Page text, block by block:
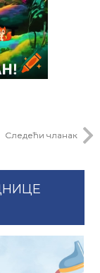
Следећи чланак